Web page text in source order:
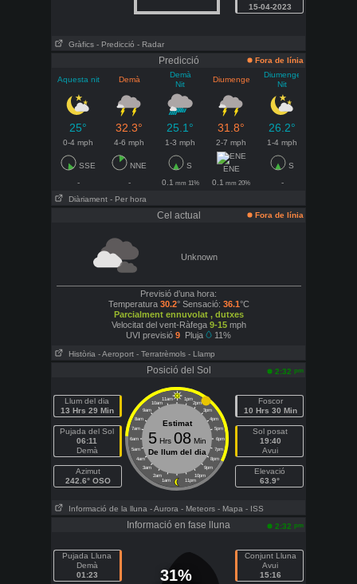
15-04-2023
Gràfics - Predicció - Radar
Predicció Fora de línia
Aquesta nit Demà
Demà
Nit
Diumenge
Diumenge
Nit
25° 32.3° 25.1° 31.8° 26.2°
0-4 mph 4-6 mph 1-3 mph 2-7 mph 1-4 mph
SSE NNE S ENE
S
-
- 0.1 mm 11% 0.1 mm 20%
-
Diàriament - Per hora
Cel actual Fora de línia
Unknown
Previsió d’una hora:
Temperatura 30.2° Sensació: 36.1°C
Parcialment ennuvolat , dutxes
Velocitat del vent-Ràfega 9-15mph
UVI previsió 9 Pluja 11%
Història - Aeroport - Terratrèmols - Llamp
Posició del Sol 2:32 pm
Llum del dia
13 Hrs 29 Min
Pujada del Sol
06:11
Demà
Azimut
242.6° OSO
11am 1pm
10am 2pm
9am 3pm
8am 4pm
7am 5pm
6am 6pm
5am 7pm
4am 8pm
3am 9pm
2am 10pm
1am 11pm
Estimat
5Hrs 08Min
De llum del dia
Foscor
10 Hrs 30 Min
Sol posat
19:40
Avui
Elevació
63.9°
Informació de la lluna - Aurora - Meteors - Mapa - ISS
Informació en fase lluna 2:32 pm
Pujada Lluna
Demà
01:23
31%
Conjunt Lluna
Avui
15:16